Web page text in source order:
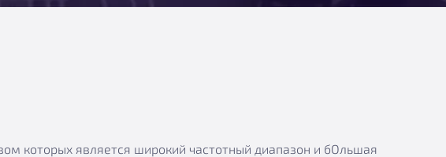
которых является широкий частотный диапазон и бОльшая